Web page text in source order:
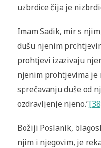
uzbrdice čija je
Imam Sadik, mir s
dušu njenim
prohtjevi izazivaju
njenim prohtjevima je
sprečavanju duše od
ozdravljenje njeno.”
Božiji Poslanik,
njim i njegovim, je